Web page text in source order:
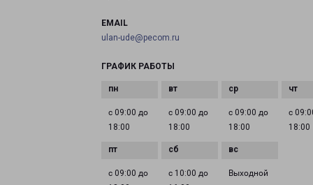
EMAIL
ulan-ude@pecom.ru
ГРАФИК РАБОТЫ
с 09:00 до
18:00
с 09:00 до
18:00
с 09:00 до
18:00
с
18:00
с 09:00 до
с 10:00 до
Выходной